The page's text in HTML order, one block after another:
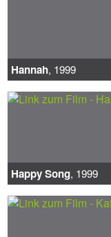
Hannah, 1999
Happy Song, 1999